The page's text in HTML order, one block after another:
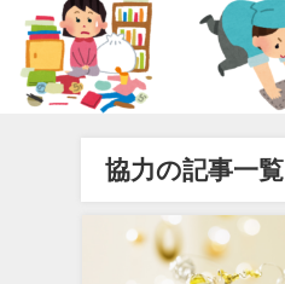
協力の記事一覧